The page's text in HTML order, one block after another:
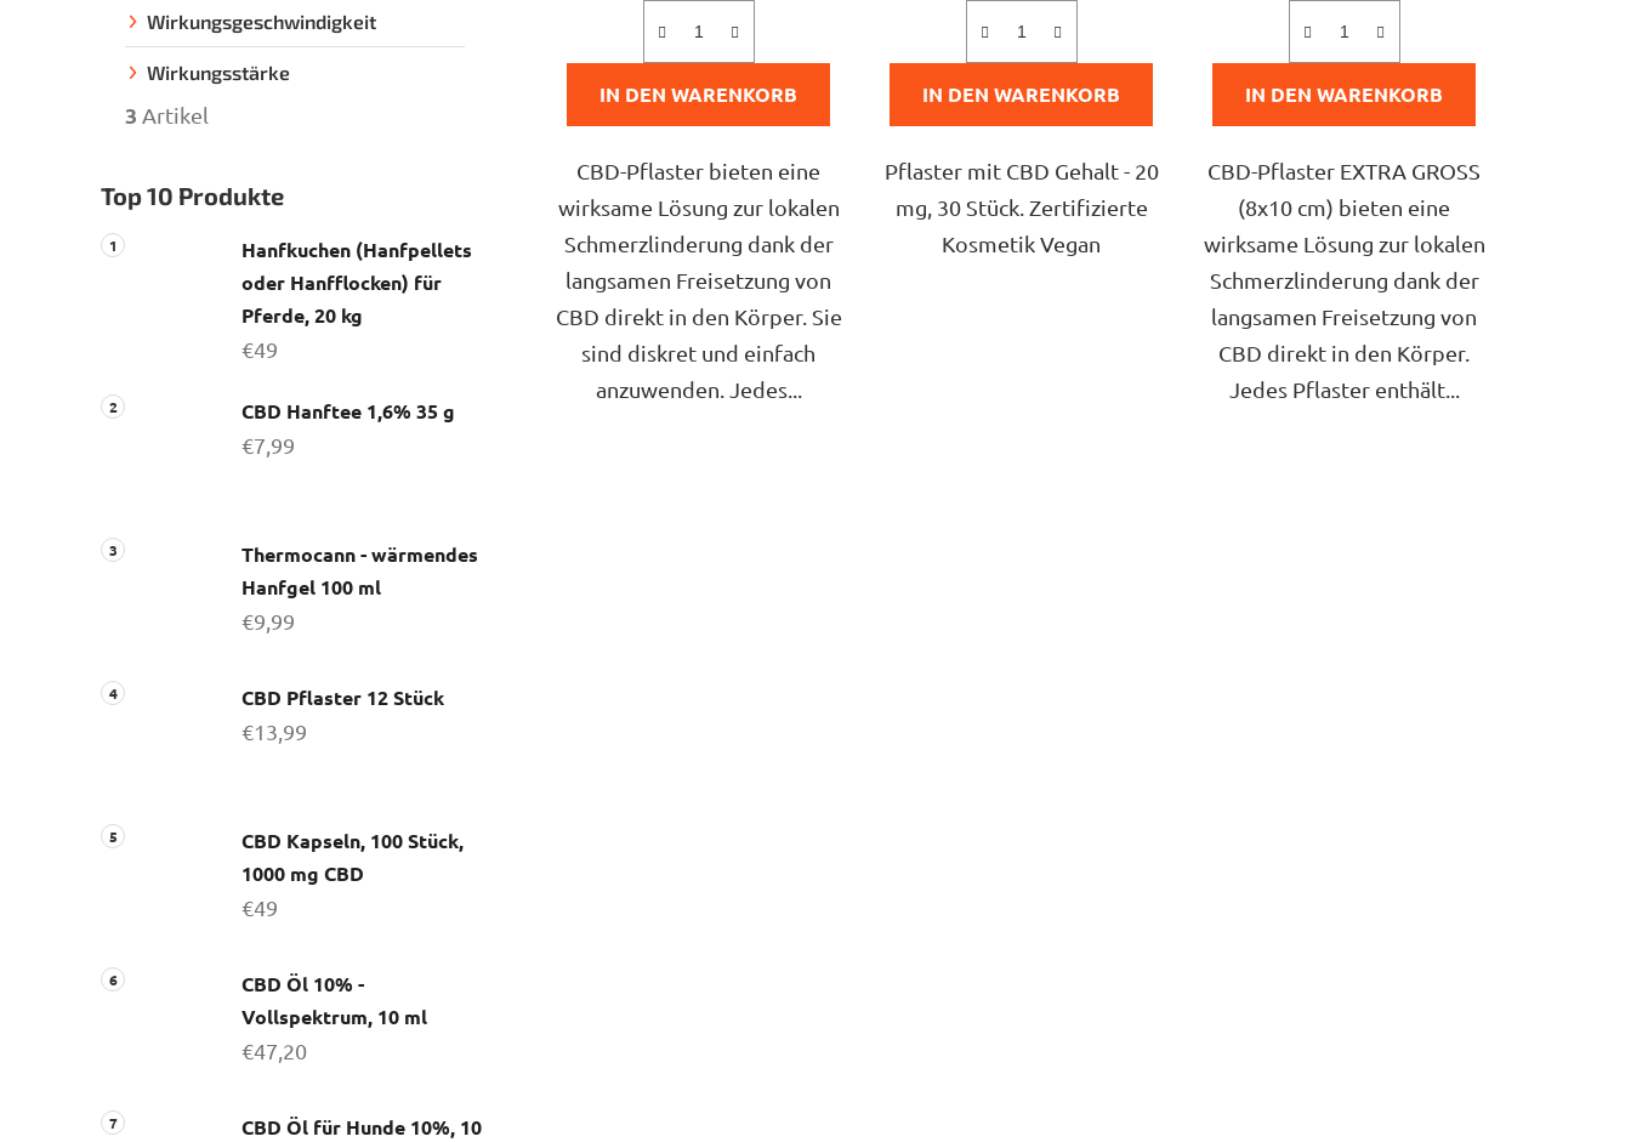
Wirkungsgeschwindigkeit
Wirkungsstärke
3 Artikel
Top 10 Produkte
Hanfkuchen (Hanfpellets
oder Hanfflocken) für
Pferde, 20 kg
€49
CBD Hanftee 1,6% 35 g
€7,99
Thermocann - wärmendes
Hanfgel 100 ml
€9,99
CBD Pflaster 12 Stück
€13,99
CBD Kapseln, 100 Stück,
1000 mg CBD
€49
CBD Öl 10% -
Vollspektrum, 10 ml
€47,20
CBD Öl für Hunde 10%, 10
von
5
Sternen.
IN DEN WARENKORB
CBD-Pflaster bieten eine
wirksame Lösung zur lokalen
Schmerzlinderung dank der
langsamen Freisetzung von
CBD direkt in den Körper. Sie
sind diskret und einfach
anzuwenden. Jedes...
von
5
Sternen.
IN DEN WARENKORB
Pflaster mit CBD Gehalt - 20
mg, 30 Stück. Zertifizierte
Kosmetik Vegan
von
5
Sternen.
IN DEN WARENKORB
CBD-Pflaster EXTRA GROSS
(8x10 cm) bieten eine
wirksame Lösung zur lokalen
Schmerzlinderung dank der
langsamen Freisetzung von
CBD direkt in den Körper.
Jedes Pflaster enthält...